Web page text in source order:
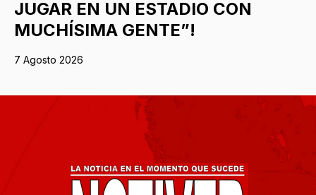
JUGAR EN UN ESTADIO CON
MUCHÍSIMA GENTE”!
7 Agosto 2026